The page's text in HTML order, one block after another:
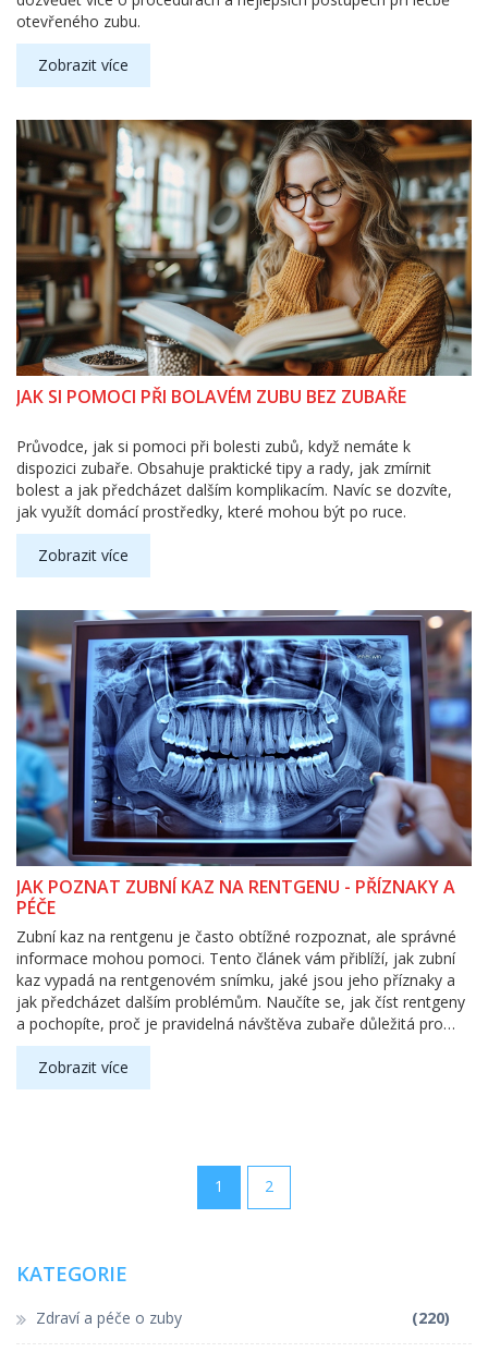
otevřeného zubu.
Zobrazit více
JAK SI POMOCI PŘI BOLAVÉM ZUBU BEZ ZUBAŘE
Průvodce, jak si pomoci při bolesti zubů, když nemáte k
dispozici zubaře. Obsahuje praktické tipy a rady, jak zmírnit
bolest a jak předcházet dalším komplikacím. Navíc se dozvíte,
jak využít domácí prostředky, které mohou být po ruce.
Zobrazit více
JAK POZNAT ZUBNÍ KAZ NA RENTGENU - PŘÍZNAKY A
PÉČE
Zubní kaz na rentgenu je často obtížné rozpoznat, ale správné
informace mohou pomoci. Tento článek vám přiblíží, jak zubní
kaz vypadá na rentgenovém snímku, jaké jsou jeho příznaky a
jak předcházet dalším problémům. Naučíte se, jak číst rentgeny
a pochopíte, proč je pravidelná návštěva zubaře důležitá pro
zdraví vašich zubů.
Zobrazit více
1 2
KATEGORIE
Zdraví a péče o zuby (220)